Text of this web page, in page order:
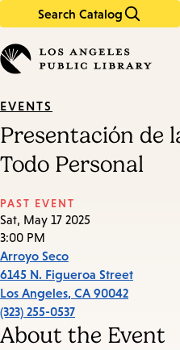
Search Catalog
in
keywords
EVENTS
Presentación de
Todo Personal
PAST EVENT
Sat, May 17 2025
3:00 PM
Arroyo Seco
6145 N. Figueroa Street
Los Angeles, CA 90042
(323) 255-0537
About the Event